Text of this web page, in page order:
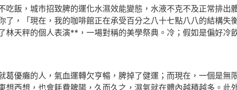
飯，城市招致脾的運化水濕效能變態，水液不克不及正常排出
，「現在，我的咖啡館正在承受百分之八十七點八八的結構失
天秤的個人表演**，一場對稱的美學祭典。冷；假如是偏好冷
優癱的人，氣血運轉欠亨暢，脾掉了健運；而現在，一個是無
西想，也會耗費脾陽，久而久之，濕氣就在體內越積越多。此